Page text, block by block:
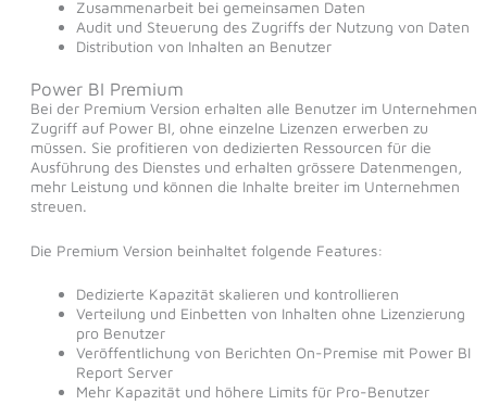
Zusammenarbeit bei gemeinsamen Daten
Audit und Steuerung des Zugriffs der Nutzung von Daten
Distribution von Inhalten an Benutzer
Power BI Premium
Bei der Premium Version erhalten alle Benutzer im Unternehmen
Zugriff auf Power BI, ohne einzelne Lizenzen erwerben zu
müssen. Sie profitieren von dedizierten Ressourcen für die
Ausführung des Dienstes und erhalten grössere Datenmengen,
mehr Leistung und können die Inhalte breiter im Unternehmen
streuen.
Die Premium Version beinhaltet folgende Features:
Dedizierte Kapazität skalieren und kontrollieren
Verteilung und Einbetten von Inhalten ohne Lizenzierung
pro Benutzer
Veröffentlichung von Berichten On-Premise mit Power BI
Report Server
Mehr Kapazität und höhere Limits für Pro-Benutzer